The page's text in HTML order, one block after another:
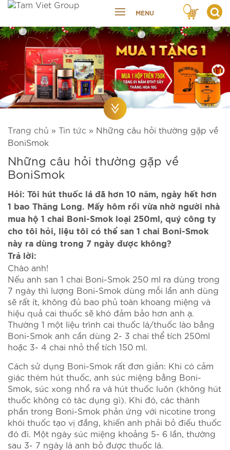
MENU
Trang chủ » Tin tức » Những câu hỏi thường gặp về
BoniSmok
Những câu hỏi thường gặp về
BoniSmok
Hỏi: Tôi hút thuốc lá đã hơn 10 năm, ngày hết hơn
1 bao Thăng Long. Mấy hôm rồi vừa nhờ người nhà
mua hộ 1 chai Boni-Smok loại 250ml, quý công ty
cho tôi hỏi, liệu tôi có thể san 1 chai Boni-Smok
này ra dùng trong 7 ngày được không?
Trả lời:
Chào anh!
Nếu anh san 1 chai Boni-Smok 250 ml ra dùng trong
7 ngày thì lượng Boni-Smok dùng mỗi lần anh dùng
sẽ rất ít, không đủ bao phủ toàn khoang miệng và
hiệu quả cai thuốc sẽ khó đảm bảo hơn anh ạ.
Thường 1 một liệu trình cai thuốc lá/thuốc lào bằng
Boni-Smok anh cần dùng 2- 3 chai thể tích 250ml
hoặc 3- 4 chai nhỏ thể tích 150 ml.
Cách sử dụng Boni-Smok rất đơn giản: Khi có cảm
giác thèm hút thuốc, anh súc miệng bằng Boni-
Smok, súc xong nhổ ra và hút thuốc luôn (không hút
thuốc không có tác dụng gì). Khi đó, các thành
phần trong Boni-Smok phản ứng với nicotine trong
khói thuốc tạo vị đắng, khiến anh phải bỏ điếu thuốc
đó đi. Một ngày súc miệng khoảng 5- 6 lần, thường
sau 3- 7 ngày là anh bỏ được thuốc lá.